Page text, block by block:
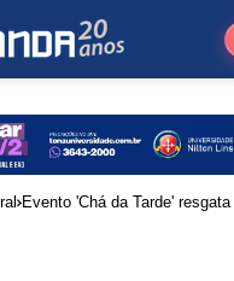
Evento 'Chá da Tarde'